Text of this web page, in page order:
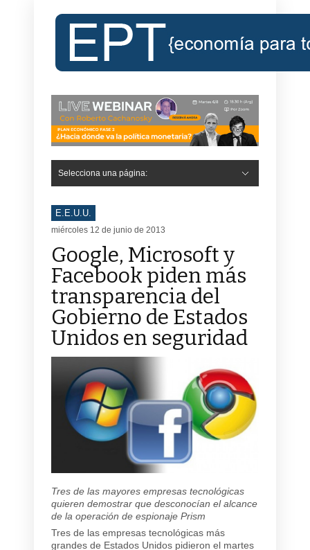
Selecciona una página:
E.E.U.U.
miércoles 12 de junio de 2013
Google, Microsoft y
Facebook piden más
transparencia del
Gobierno de Estados
Unidos en seguridad
Tres de las mayores empresas tecnológicas
quieren demostrar que desconocían el alcance
de la operación de espionaje Prism
Tres de las empresas tecnológicas más
grandes de Estados Unidos pidieron el martes